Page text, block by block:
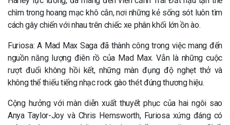
chìm trong hoang mạc khô cằn, nơi những kẻ sống sót luôn tìm
cách gây chiến với nhau trên chiếc xe phân khối lớn ồn ào.
Furiosa: A Mad Max Saga đã thành công trong việc mang đến
nguồn năng lượng điên rồ của Mad Max. Vẫn là những cuộc
rượt đuổi không hồi kết, những màn đụng độ nghẹt thở và
không thể thiếu tiếng nhạc rock gào thét đúng thương hiệu.
Cộng hưởng với màn diễn xuất thuyết phục của hai ngôi sao
Anya Taylor-Joy và Chris Hemsworth, Furiosa xứng đáng có